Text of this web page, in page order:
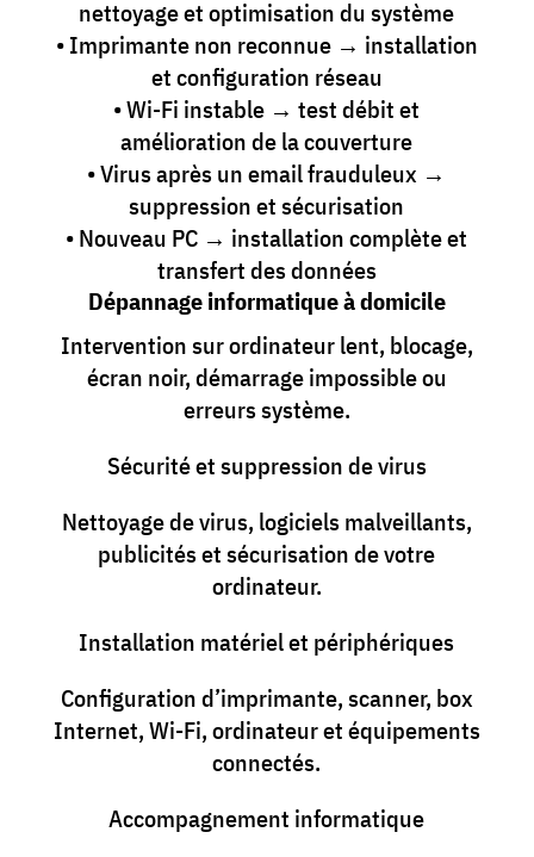
nettoyage et optimisation du système
• Imprimante non reconnue → installation
et configuration réseau
• Wi-Fi instable → test débit et
amélioration de la couverture
• Virus après un email frauduleux →
suppression et sécurisation
• Nouveau PC → installation complète et
transfert des données
Dépannage informatique à domicile
Intervention sur ordinateur lent, blocage,
écran noir, démarrage impossible ou
erreurs système.
Sécurité et suppression de virus
Nettoyage de virus, logiciels malveillants,
publicités et sécurisation de votre
ordinateur.
Installation matériel et périphériques
Configuration d’imprimante, scanner, box
Internet, Wi-Fi, ordinateur et équipements
connectés.
Accompagnement informatique